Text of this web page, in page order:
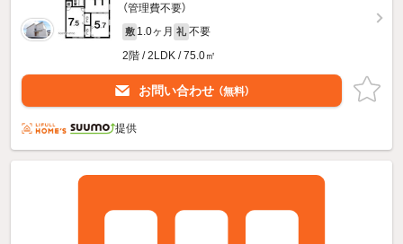
（管理費不要）
敷 1.0ヶ月 礼 不要
2階 / 2LDK / 75.0㎡
お問い合わせ （無料）
提供